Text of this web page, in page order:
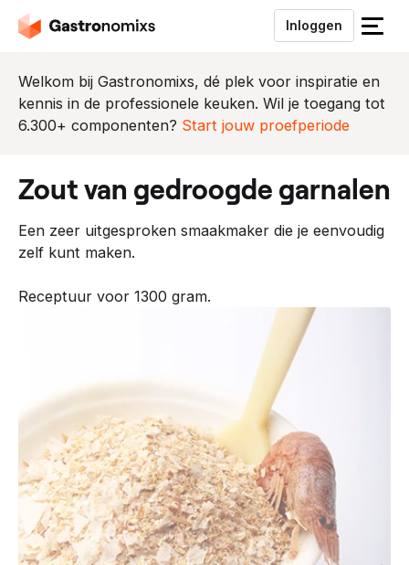
Inloggen
S
u
i
t
e
Welkom bij Gastronomixs, dé plek voor inspiratie en
kennis in de professionele keuken. Wil je toegang tot
6.300+ componenten? Start jouw proefperiode
zout van gedroogde garnalen
Een zeer uitgesproken smaakmaker die je eenvoudig
zelf kunt maken.
Receptuur voor 1300 gram.